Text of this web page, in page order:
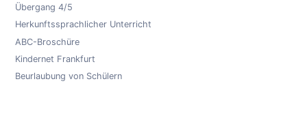
Übergang 4/5
Herkunftssprachlicher Unterricht
ABC-Broschüre
Kindernet Frankfurt
Beurlaubung von Schülern